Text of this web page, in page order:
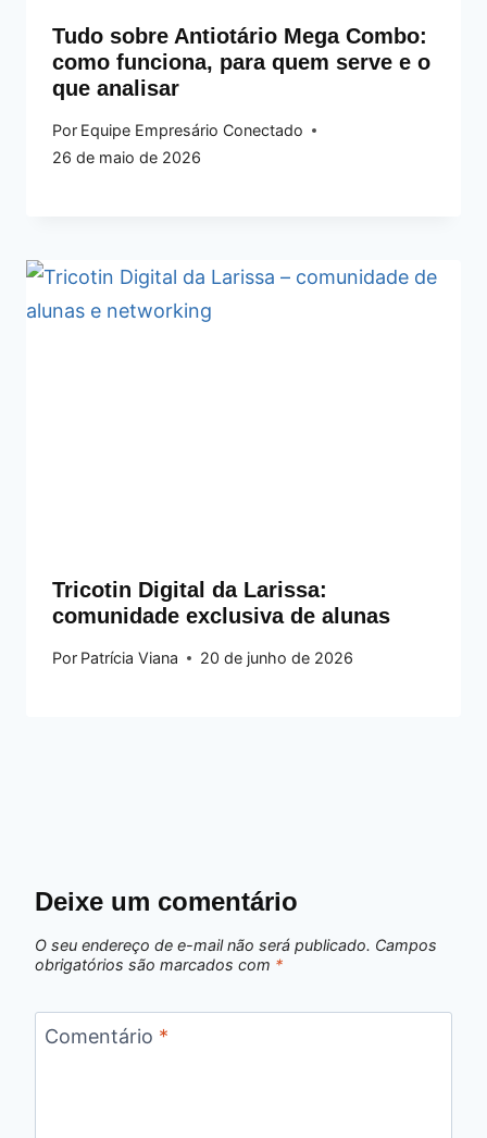
Tudo sobre Antiotário Mega Combo:
como funciona, para quem serve e o
que analisar
Por Equipe Empresário Conectado
26 de maio de 2026
Tricotin Digital da Larissa:
comunidade exclusiva de alunas
Por Patrícia Viana 20 de junho de 2026
Deixe um comentário
O seu endereço de e-mail não será publicado. Campos
obrigatórios são marcados com *
Comentário *